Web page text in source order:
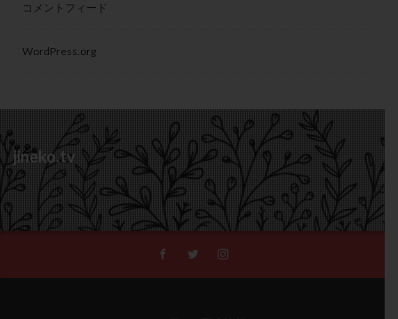
コメントフィード
WordPress.org
jineko.tv